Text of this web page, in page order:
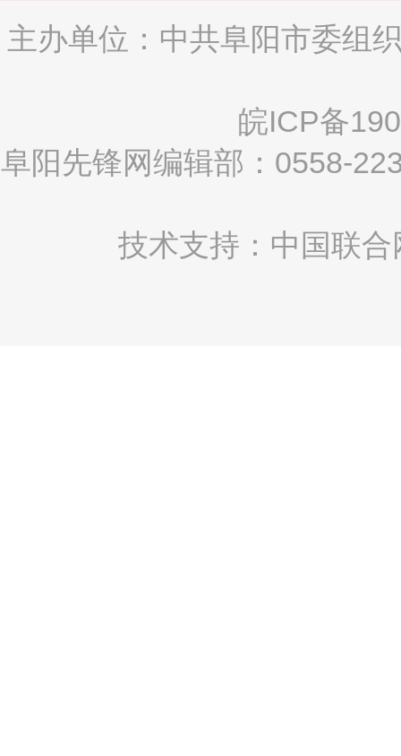
主办单位：中共阜阳市委组
皖ICP备
阜阳先锋网编辑部：0558-
技术支持：中国联